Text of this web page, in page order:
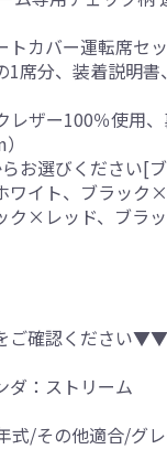
トカバー運転席セ
1席分、装着説明
レザー100％使用
お選びください[
ワイト、ブラック
ク×レッド、ブラ
確認ください
ダ：ストリーム
式/その他適合/グ